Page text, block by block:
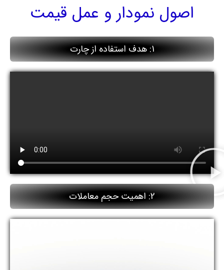
اصول نمودار و عمل قیمت
1: هدف استفاده از چارت
2: اهمیت حجم معاملات